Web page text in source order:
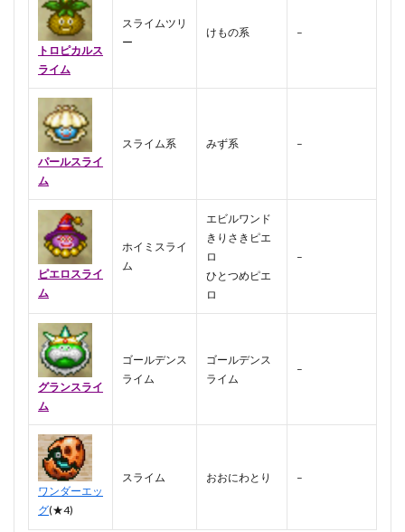
トロピカルス
ライム
スライムツリ
ー
けもの系 –
パールスライ
ム
スライム系 みず系 –
ピエロスライ
ム
ホイミスライ
ム
エビルワンド
きりさきピエ
ロ
ひとつめピエ
ロ
–
グランスライ
ム
ゴールデンス
ライム
ゴールデンス
ライム
–
ワンダーエッ
グ(★4)
スライム おおにわとり –